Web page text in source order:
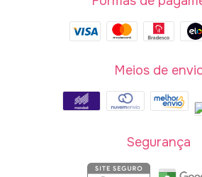
Meios de
Segurança